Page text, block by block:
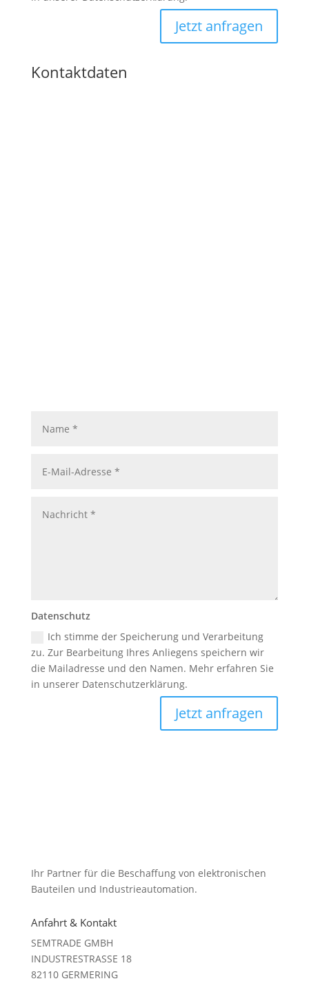
Jetzt anfragen
Kontaktdaten
Datenschutz
Ich stimme der Speicherung und Verarbeitung
zu. Zur Bearbeitung Ihres Anliegens speichern wir
die Mailadresse und den Namen. Mehr erfahren Sie
in unserer Datenschutzerklärung.
Jetzt anfragen
Ihr Partner für die Beschaffung von elektronischen
Bauteilen und Industrieautomation.
Anfahrt & Kontakt
SEMTRADE GMBH
INDUSTRESTRASSE 18
82110 GERMERING